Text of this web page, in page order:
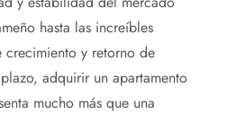
hasta las increíbles
crecimiento y retorno de
adquirir un apartamento
mucho más que una